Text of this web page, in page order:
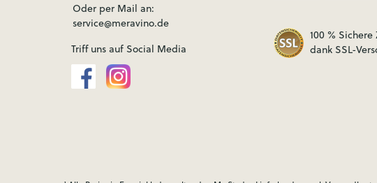
Oder per Mail an:
service@meravino.de
Triff uns auf Social Media
100 % Sichere
dank SSL-